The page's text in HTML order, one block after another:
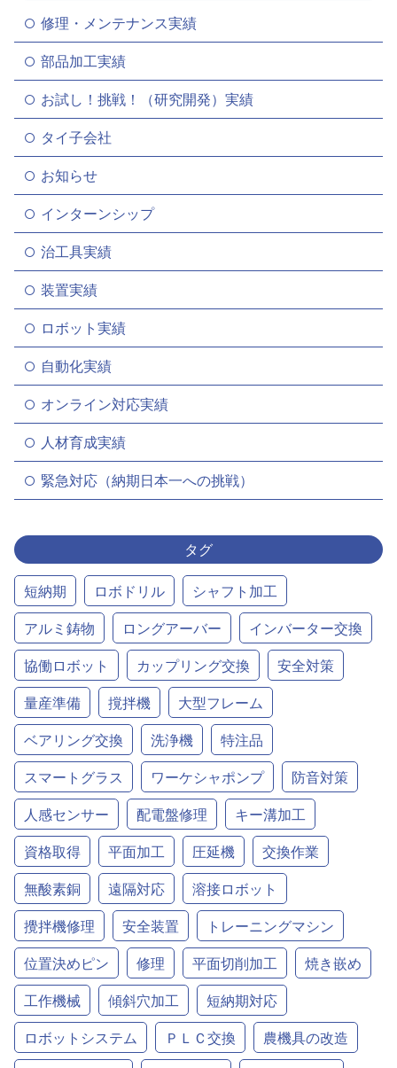
修理・メンテナンス実績
部品加工実績
お試し！挑戦！（研究開発）実績
タイ子会社
お知らせ
インターンシップ
治工具実績
装置実績
ロボット実績
自動化実績
オンライン対応実績
人材育成実績
緊急対応（納期日本一への挑戦）
タグ
短納期 ロボドリル
シャフト加工
アルミ鋳物
ロングアーバー
インバーター交換
協働ロボット
カップリング交換
安全対策
量産準備
撹拌機
大型フレーム
ベアリング交換
洗浄機
特注品
スマートグラス
ワーケシャポンプ
防音対策
人感センサー
配電盤修理
キー溝加工
資格取得
平面加工 圧延機
交換作業
無酸素銅
遠隔対応
溶接ロボット
攪拌機修理
安全装置
トレーニングマシン
位置決めピン
修理 平面切削加工
焼き嵌め
工作機械
傾斜穴加工
短納期対応
ロボットシステム
ＰＬＣ交換
農機具の改造